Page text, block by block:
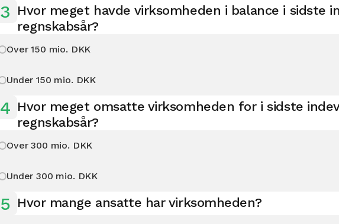
3 Hvor meget havde virksomheden i balance i sidste
regnskabsår?
Over 150 mio. DKK
Under 150 mio. DKK
4 Hvor meget omsatte virksomheden for i sidste
regnskabsår?
Over 300 mio. DKK
Under 300 mio. DKK
5 Hvor mange ansatte har virksomheden?